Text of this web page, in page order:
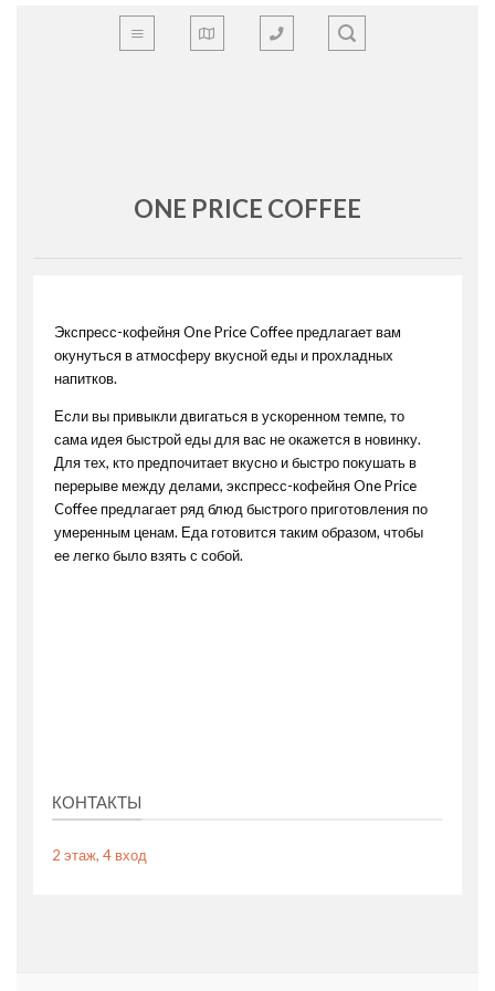
ONE PRICE COFFEE
Экспресс-кофейня One Price Coffee предлагает вам
окунуться в атмосферу вкусной еды и прохладных
напитков.
Если вы привыкли двигаться в ускоренном темпе, то
сама идея быстрой еды для вас не окажется в новинку.
Для тех, кто предпочитает вкусно и быстро покушать в
перерыве между делами, экспресс-кофейня One Price
Coffee предлагает ряд блюд быстрого приготовления по
умеренным ценам. Еда готовится таким образом, чтобы
ее легко было взять с собой.
КОНТАКТЫ
2 этаж, 4 вход